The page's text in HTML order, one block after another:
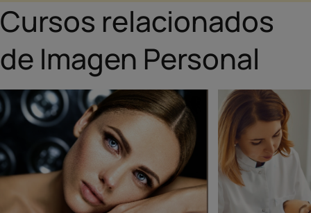
Cursos relacionados
de Imagen Personal
IMAGEN PERSONAL IMAGEN PERSONAL